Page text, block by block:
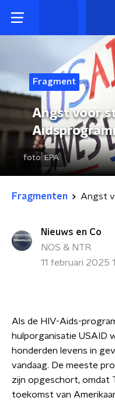
Fragment
Angst voor
foto:EPA
Fragmenten
Nieuws en Co
NOS & NTR
11 februari 2025
Als de HIV-Aids-
hulporganisatie USAID
honderden levens in
vandaag. De meeste
zijn opgeschort, omdat
toekomst van